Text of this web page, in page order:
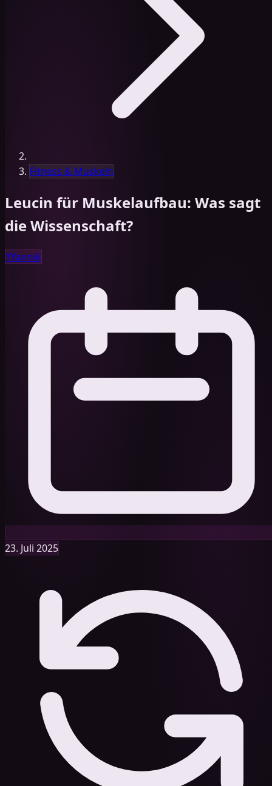
Fitness & Muskeln
Leucin für Muskelaufbau: Was sagt
die Wissenschaft?
YYannik
23. Juli 2025